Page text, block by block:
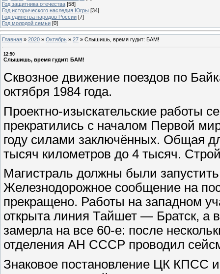
Год защитника отечества [58]
Год исторического наследия Югры [34]
Год единства народов России [7]
Год молодой семьи [0]
Главная » 2020 » Октябрь » 27 » Слышишь, время гудит: БАМ!
12:50
Слышишь, время гудит: БАМ!
Сквозное движение поездов по
октября 1984 года.
Проектно-изыскательские работы
прекратились с началом Первой
году силами заключённых. Общая
тысяч километров до 4 тысяч.
Магистраль должны были
Железнодорожное сообщение на
прекращено. Работы на западном
открыта линия Тайшет — Братск, а
замерла на все 60-е: после
отделения АН СССР проводил
Знаковое постановление ЦК КПСС